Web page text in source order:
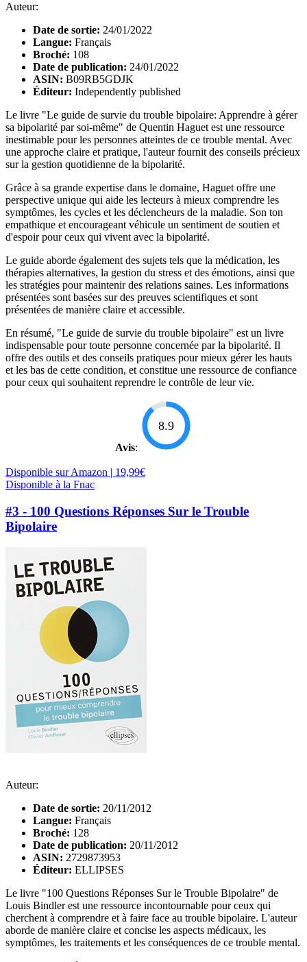
Auteur:
Date de sortie: 24/01/2022
Langue: Français
Broché: 108
Date de publication: 24/01/2022
ASIN: B09RB5GDJK
Éditeur: Independently published
Le livre "Le guide de survie du trouble bipolaire: Apprendre à gérer
sa bipolarité par soi-même" de Quentin Haguet est une ressource
inestimable pour les personnes atteintes de ce trouble mental. Avec
une approche claire et pratique, l'auteur fournit des conseils précieux
sur la gestion quotidienne de la bipolarité.
Grâce à sa grande expertise dans le domaine, Haguet offre une
perspective unique qui aide les lecteurs à mieux comprendre les
symptômes, les cycles et les déclencheurs de la maladie. Son ton
empathique et encourageant véhicule un sentiment de soutien et
d'espoir pour ceux qui vivent avec la bipolarité.
Le guide aborde également des sujets tels que la médication, les
thérapies alternatives, la gestion du stress et des émotions, ainsi que
les stratégies pour maintenir des relations saines. Les informations
présentées sont basées sur des preuves scientifiques et sont
présentées de manière claire et accessible.
En résumé, "Le guide de survie du trouble bipolaire" est un livre
indispensable pour toute personne concernée par la bipolarité. Il
offre des outils et des conseils pratiques pour mieux gérer les hauts
et les bas de cette condition, et constitue une ressource de confiance
pour ceux qui souhaitent reprendre le contrôle de leur vie.
Avis:
8.9
Disponible sur Amazon | 19,99€
Disponible à la Fnac
#3 - 100 Questions Réponses Sur le Trouble
Bipolaire
Auteur:
Date de sortie: 20/11/2012
Langue: Français
Broché: 128
Date de publication: 20/11/2012
ASIN: 2729873953
Éditeur: ELLIPSES
Le livre "100 Questions Réponses Sur le Trouble Bipolaire" de
Louis Bindler est une ressource incontournable pour ceux qui
cherchent à comprendre et à faire face au trouble bipolaire. L'auteur
aborde de manière claire et concise les aspects médicaux, les
symptômes, les traitements et les conséquences de ce trouble mental.